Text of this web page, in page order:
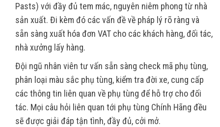
Pasts) với đầy đủ tem mác, nguyên niêm phong từ nhà
sản xuất. Đi kèm đó các vấn đề về pháp lý rõ ràng và
sẵn sàng xuất hóa đơn VAT cho các khách hàng, đối tác,
nhà xưởng lấy hàng.
Đội ngũ nhân viên tư vấn sẵn sàng check mã phụ tùng,
phân loại màu sắc phụ tùng, kiểm tra đời xe, cung cấp
các thông tin liên quan về phụ tùng để hỗ trợ cho đối
tác. Mọi câu hỏi liên quan tới phụ tùng Chính Hãng đều
sẽ được giải đáp tận tình, đầy đủ, cởi mở.